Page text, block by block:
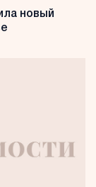
новый